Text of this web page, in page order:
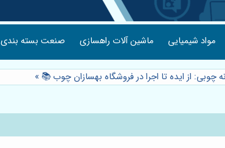
مواد شیمیایی ماشین آلات راهسازی صنعت بسته بندی
چوبی: از ایده تا اجرا در فروشگاه بهسازان چوب 📚 »